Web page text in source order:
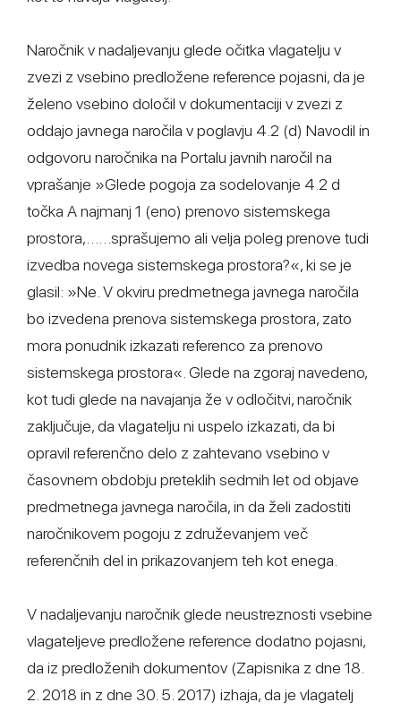
Naročnik v nadaljevanju glede očitka vlagatelju v
zvezi z vsebino predložene reference pojasni, da je
želeno vsebino določil v dokumentaciji v zvezi z
oddajo javnega naročila v poglavju 4.2 (d) Navodil in
odgovoru naročnika na Portalu javnih naročil na
vprašanje »Glede pogoja za sodelovanje 4.2 d
točka A najmanj 1 (eno) prenovo sistemskega
prostora,……sprašujemo ali velja poleg prenove tudi
izvedba novega sistemskega prostora?«, ki se je
glasil: »Ne. V okviru predmetnega javnega naročila
bo izvedena prenova sistemskega prostora, zato
mora ponudnik izkazati referenco za prenovo
sistemskega prostora«. Glede na zgoraj navedeno,
kot tudi glede na navajanja že v odločitvi, naročnik
zaključuje, da vlagatelju ni uspelo izkazati, da bi
opravil referenčno delo z zahtevano vsebino v
časovnem obdobju preteklih sedmih let od objave
predmetnega javnega naročila, in da želi zadostiti
naročnikovem pogoju z združevanjem več
referenčnih del in prikazovanjem teh kot enega.
V nadaljevanju naročnik glede neustreznosti vsebine
vlagateljeve predložene reference dodatno pojasni,
da iz predloženih dokumentov (Zapisnika z dne 18.
2. 2018 in z dne 30. 5. 2017) izhaja, da je vlagatelj